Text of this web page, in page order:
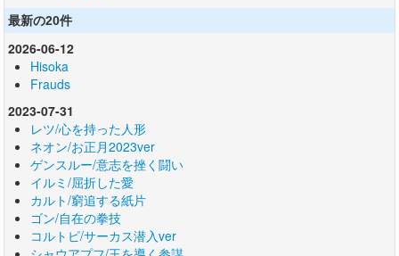
最新の20件
2026-06-12
Hisoka
Frauds
2023-07-31
レツ/心を持った人形
ネオン/お正月2023ver
ゲンスルー/意志を挫く闘い
イルミ/屈折した愛
カルト/窮追する紙片
ゴン/自在の拳技
コルトピ/サーカス潜入ver